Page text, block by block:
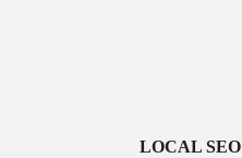
LOCAL SEO